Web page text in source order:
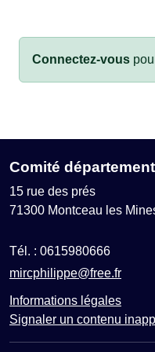
Connectez-vous
Comité
15 rue des prés
71300 Montceau les
Tél. : 0615980666
mircphilippe@free.fr
Informations légales
Signaler un contenu